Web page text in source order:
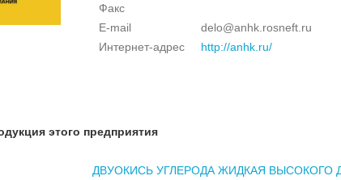
Факс
E-mail
delo@anhk.rosneft.ru
Интернет-адрес
http://anhk.ru/
этого предприятия
ДВУОКИСЬ УГЛЕРОДА ЖИДКАЯ ВЫСОКОГО